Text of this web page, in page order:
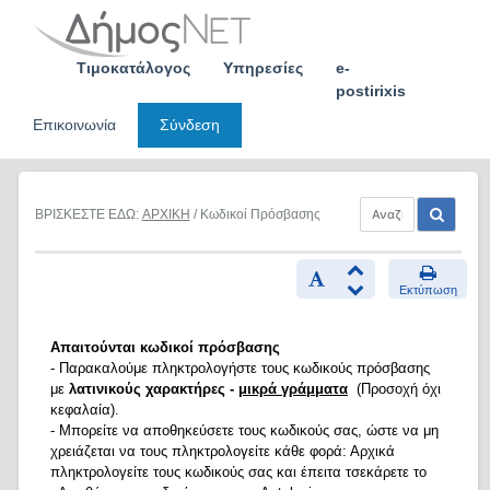
Τιμοκατάλογος Υπηρεσίες
e-
postirixis
Επικοινωνία
Σύνδεση
ΒΡΙΣΚΕΣΤΕ ΕΔΩ: ΑΡΧΙΚΗ / Κωδικοί Πρόσβασης
Εκτύπωση
Απαιτούνται κωδικοί πρόσβασης
- Παρακαλούμε πληκτρολογήστε τους κωδικούς πρόσβασης
με λατινικούς χαρακτήρες - μικρά γράμματα (Προσοχή όχι
κεφαλαία).
- Μπορείτε να αποθηκεύσετε τους κωδικούς σας, ώστε να μη
χρειάζεται να τους πληκτρολογείτε κάθε φορά: Αρχικά
πληκτρολογείτε τους κωδικούς σας και έπειτα τσεκάρετε το